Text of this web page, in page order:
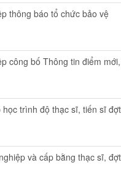
thông báo tổ chức bảo vệ
công bố Thông tin điểm mới,
trình độ thạc sĩ, tiến sĩ đợt
và cấp bằng thạc sĩ, đợt